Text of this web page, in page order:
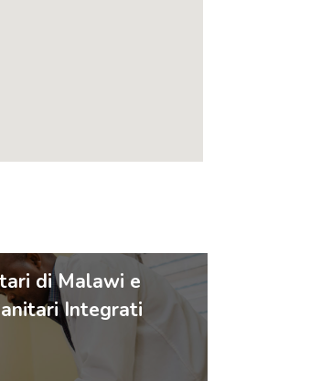
di Malawi e
Integrati